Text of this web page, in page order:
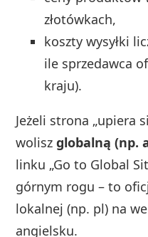
złotówkach,
koszty wysyłki
ile sprzedawca
kraju).
Jeżeli strona „upiera
woliszglobalną (np.
linku „Go to Global
górnym rogu – to
lokalnej (np. pl) na
angielsku.